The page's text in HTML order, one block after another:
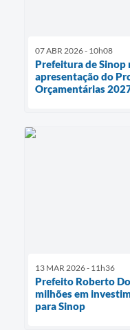
07 ABR 2026 - 10h08
Prefeitura de Sinop
apresentação do
Orçamentárias
13 MAR 2026 - 11h36
Prefeito Roberto
milhões em
para Sinop